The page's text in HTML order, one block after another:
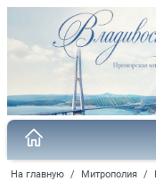
На главную / Митрополия /